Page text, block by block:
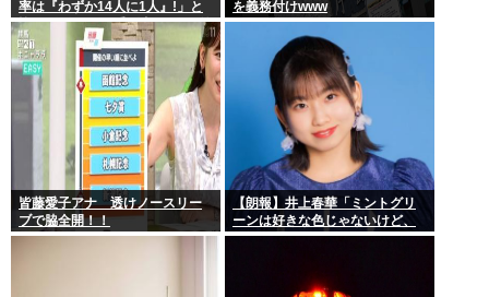
率は『わずか14人に1人』!」と
皆をビビらせる 受刑者の7%が外
人…
を義務付けwww
皆藤愛子アナ 透けノースリー
ブで脇全開！！
【朗報】井上春華「ミントグリ
ーンは好きな色じゃないけど、
チョコミントは好きなのでまぁ